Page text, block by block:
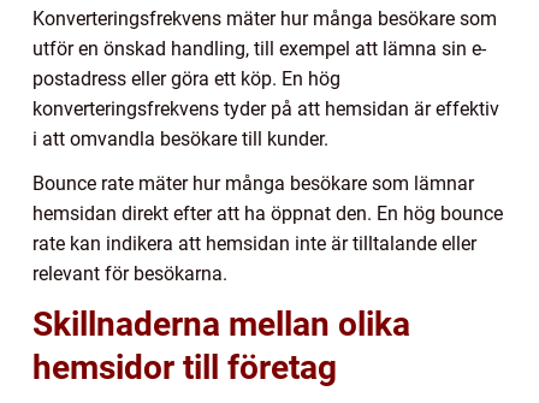
Konverteringsfrekvens mäter hur många besökare som
utför en önskad handling, till exempel att lämna sin e-
postadress eller göra ett köp. En hög
konverteringsfrekvens tyder på att hemsidan är effektiv
i att omvandla besökare till kunder.
Bounce rate mäter hur många besökare som lämnar
hemsidan direkt efter att ha öppnat den. En hög bounce
rate kan indikera att hemsidan inte är tilltalande eller
relevant för besökarna.
Skillnaderna mellan olika
hemsidor till företag